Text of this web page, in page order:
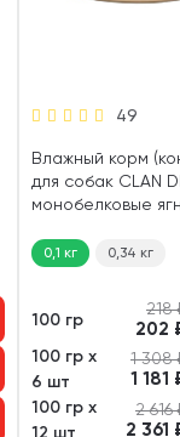
49
Влажный корм
для собак CLAN
монобелковые
0,1 кг 0,34 кг
100 гр
218
202
100 гр х
6 шт
1 308
1 181
100 гр х
12 шт
2 616
2 361